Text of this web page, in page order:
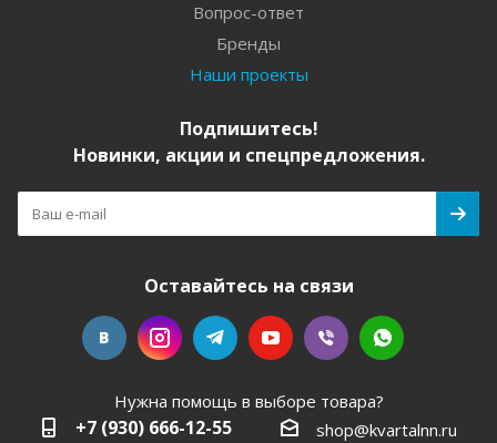
Вопрос-ответ
Бренды
Наши проекты
Подпишитесь!
Новинки, акции и спецпредложения.
Оставайтесь на связи
Нужна помощь в выборе товара?
+7 (930) 666-12-55 shop@kvartalnn.ru